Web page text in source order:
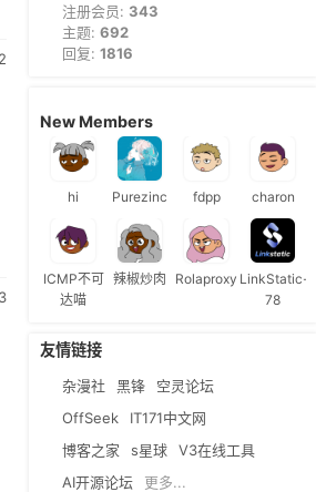
注册会员: 343
主题: 692
回复: 1816
New Members
hi Purezinc fdpp charon
ICMP不可
达喵
辣椒炒肉 Rolaproxy LinkStatic-
78
友情链接
杂漫社 黑锋
空灵论坛
OffSeek
IT171中文网
博客之家
s星球
V3在线工具
AI开源论坛
更多...